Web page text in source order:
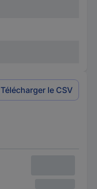
Télécharger le CSV